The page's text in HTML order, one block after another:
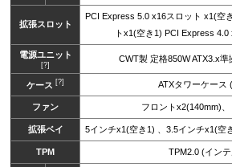
拡張スロット
PCI Express 5.0 x16スロット x1(空
トx1(空き1) PCI Express
電源ユニット
[?]
CWT製 定格850W ATX3.x
ケース [?] ATXタワーケース
ファン フロントx2(140mm)
拡張ベイ 5インチx1(空き1) 、3.5インチx1(空
TPM TPM2.0 (イン